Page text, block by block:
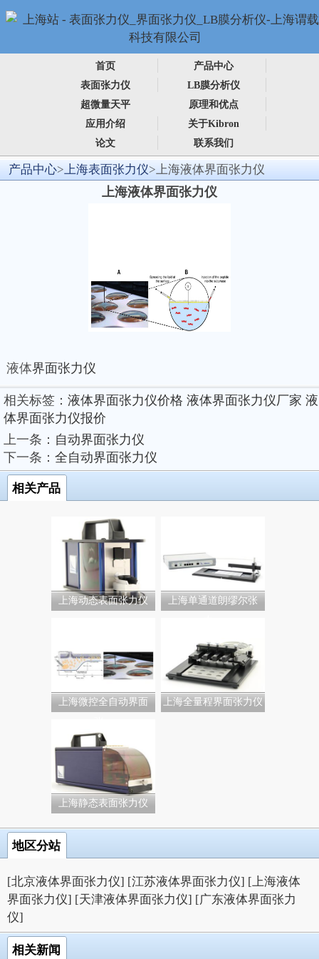
首页
产品中心
表面张力仪
LB膜分析仪
超微量天平
原理和优点
应用介绍
关于Kibron
论文
联系我们
产品中心>上海表面张力仪>上海液体界面张力仪
上海液体界面张力仪
液体界面张力仪
相关标签： 液体界面张力仪价格 液体界面张力仪厂家 液
体界面张力仪报价
上一条： 自动界面张力仪
下一条： 全自动界面张力仪
相关产品
上海动态表面张力仪
上海单通道朗缪尔张
上海微控全自动界面
上海全量程界面张力仪
上海静态表面张力仪
地区分站
[北京液体界面张力仪] [江苏液体界面张力仪] [上海液体
界面张力仪] [天津液体界面张力仪] [广东液体界面张力
仪]
相关新闻